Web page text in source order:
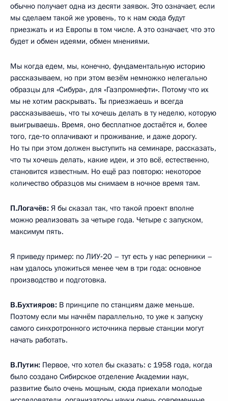
обычно получает одна из десяти заявок. Это означает, если
мы сделаем такой же уровень, то к нам сюда будут
приезжать и из Европы в том числе. А это означает, что это
будет и обмен идеями, обмен мнениями.
Мы когда едем, мы, конечно, фундаментальную историю
рассказываем, но при этом везём немножко нелегально
образцы для «Сибура», для «Газпромнефти». Потому что их
мы не хотим раскрывать. Ты приезжаешь и всегда
рассказываешь, что ты хочешь делать в ту неделю, которую
выигрываешь. Время, оно бесплатное достаётся и, более
того, где‑то оплачивают и проживание, и даже дорогу.
Но ты при этом должен выступить на семинаре, рассказать,
что ты хочешь делать, какие идеи, и это всё, естественно,
становится известным. Но ещё раз повторю: некоторое
количество образцов мы снимаем в ночное время там.
П.Логачёв: Я бы сказал так, что такой проект вполне
можно реализовать за четыре года. Четыре с запуском,
максимум пять.
Я приведу пример: по ЛИУ‑20 – тут есть у нас реперники –
нам удалось уложиться менее чем в три года: основное
производство и подготовка.
В.Бухтияров: В принципе по станциям даже меньше.
Поэтому если мы начнём параллельно, то уже к запуску
самого синхротронного источника первые станции могут
начать работать.
В.Путин: Первое, что хотел бы сказать: с 1958 года, когда
было создано Сибирское отделение Академии наук,
развитие было очень мощным, сюда приехали молодые